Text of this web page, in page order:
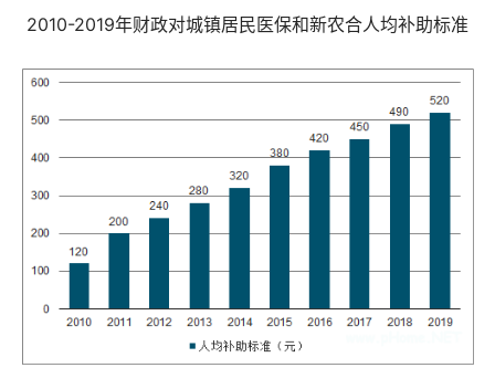
2010-2019年财政对城镇居民医保和新农合人均补助标准